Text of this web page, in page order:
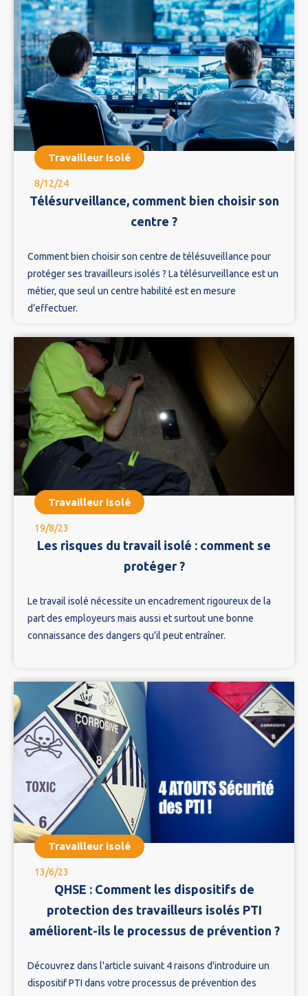
Travailleur isolé
8/12/24
Télésurveillance, comment bien choisir son
centre ?
Comment bien choisir son centre de télésuveillance pour
protéger ses travailleurs isolés ? La télésurveillance est un
métier, que seul un centre habilité est en mesure
d’effectuer.
Travailleur isolé
19/8/23
Les risques du travail isolé : comment se
protéger ?
Le travail isolé nécessite un encadrement rigoureux de la
part des employeurs mais aussi et surtout une bonne
connaissance des dangers qu’il peut entraîner.
Travailleur isolé
13/6/23
QHSE : Comment les dispositifs de
protection des travailleurs isolés PTI
améliorent-ils le processus de prévention ?
Découvrez dans l'article suivant 4 raisons d'introduire un
dispositif PTI dans votre processus de prévention des